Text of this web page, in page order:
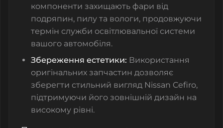
компоненти захищають фари від
подряпин, пилу та вологи, продовжуючи
термін служби освітлювальної системи
вашого автомобіля.
Збереження естетики: Використання
оригінальних запчастин дозволяє
зберегти стильний вигляд Nissan Cefiro,
підтримуючи його зовнішній дизайн на
високому рівні.